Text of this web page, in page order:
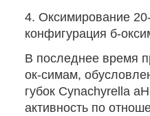
4. Оксимирование
конфигурация б-
В последнее время
ок-симам,
губок Cynachyrella
активность по